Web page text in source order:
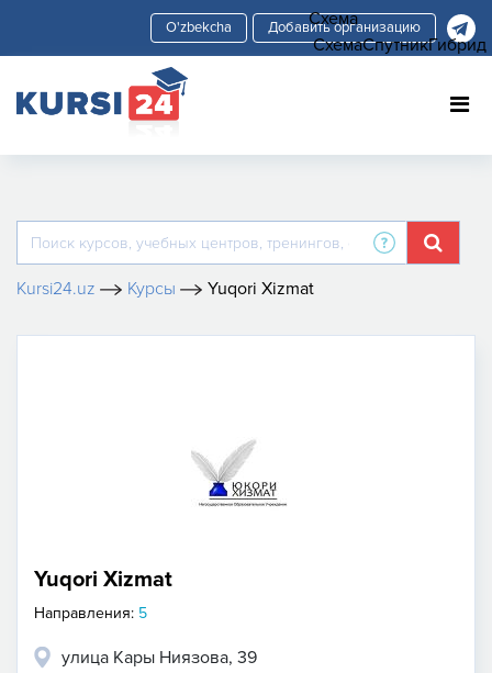
Добавить организацию
Kursi24.uz Курсы Yuqori Xizmat
Yuqori Xizmat
Направления: 5
улица Кары Ниязова, 39
Схема
СхемаСпутникГибрид